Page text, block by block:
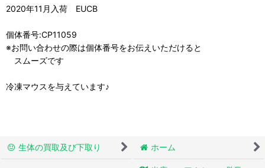
2020年11月入荷 EUCB
個体番号:CP11059
※お問い合わせの際は個体番号をお伝えいただけると
スムーズです
冷凍マウスを与えています♪
生体の買取及び下取り ホーム